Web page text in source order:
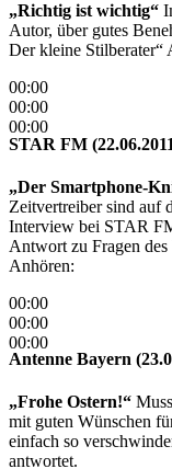
„Richtig ist wichtig“
Autor, über gutes
Der kleine Stilberater“
00:00
00:00
00:00
STAR FM
„Der Smartphone-
Zeitvertreiber sind auf
Interview bei STAR
Antwort zu Fragen
Anhören:
00:00
00:00
00:00
Antenne Bayern
„Frohe Ostern!“
mit guten Wünschen
einfach so
antwortet.